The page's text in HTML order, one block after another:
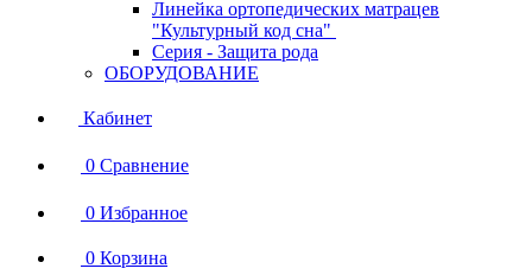
Линейка ортопедических матрацев
"Культурный код сна"
Серия - Защита рода
ОБОРУДОВАНИЕ
Кабинет
0 Сравнение
0 Избранное
0 Корзина